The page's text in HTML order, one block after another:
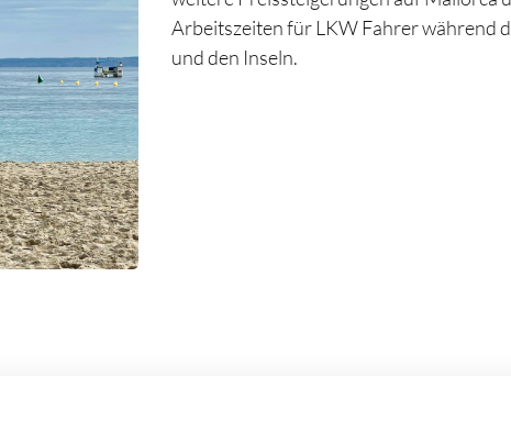
Arbeitszeiten für LKW Fahrer während
und den Inseln.